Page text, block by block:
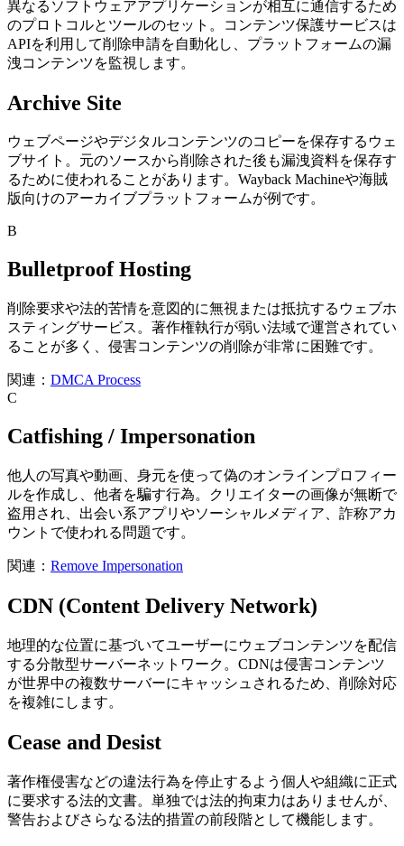
異なるソフトウェアアプリケーションが相互に通信するため
のプロトコルとツールのセット。コンテンツ保護サービスは
APIを利用して削除申請を自動化し、プラットフォームの漏
洩コンテンツを監視します。
Archive Site
ウェブページやデジタルコンテンツのコピーを保存するウェ
ブサイト。元のソースから削除された後も漏洩資料を保存す
るために使われることがあります。Wayback Machineや海賊
版向けのアーカイブプラットフォームが例です。
B
Bulletproof Hosting
削除要求や法的苦情を意図的に無視または抵抗するウェブホ
スティングサービス。著作権執行が弱い法域で運営されてい
ることが多く、侵害コンテンツの削除が非常に困難です。
関連： DMCA Process
C
Catfishing / Impersonation
他人の写真や動画、身元を使って偽のオンラインプロフィー
ルを作成し、他者を騙す行為。クリエイターの画像が無断で
盗用され、出会い系アプリやソーシャルメディア、詐称アカ
ウントで使われる問題です。
関連： Remove Impersonation
CDN (Content Delivery Network)
地理的な位置に基づいてユーザーにウェブコンテンツを配信
する分散型サーバーネットワーク。CDNは侵害コンテンツ
が世界中の複数サーバーにキャッシュされるため、削除対応
を複雑にします。
Cease and Desist
著作権侵害などの違法行為を停止するよう個人や組織に正式
に要求する法的文書。単独では法的拘束力はありませんが、
警告およびさらなる法的措置の前段階として機能します。